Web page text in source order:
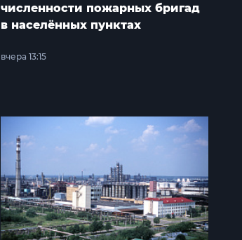
численности пожарных бригад
в населённых пунктах
вчера 13:15